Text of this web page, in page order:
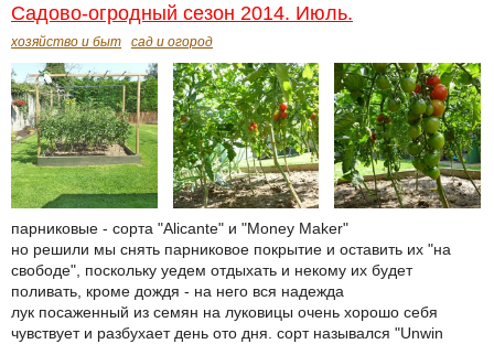
Садово-огродный сезон 2014. Июль.
хозяйство и быт сад и огород
парниковые - сорта "Alicante" и "Money Maker"
но решили мы снять парниковое покрытие и оставить их "на
свободе", поскольку уедем отдыхать и некому их будет
поливать, кроме дождя - на него вся надежда
лук посаженный из семян на луковицы очень хорошо себя
чувствует и разбухает день ото дня. сорт назывался "Unwin